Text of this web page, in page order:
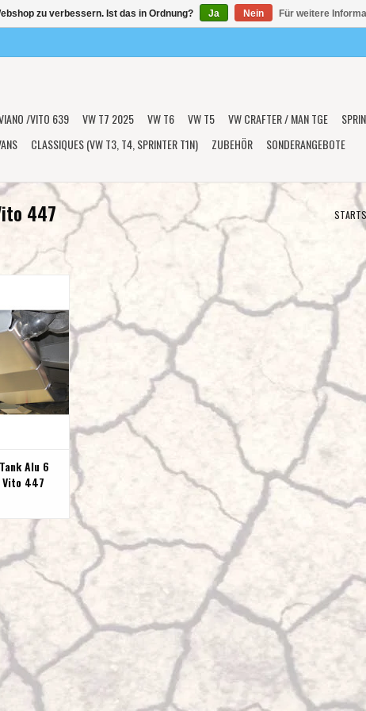
/VITO 639 VW T7 2025 VW T6 VW T5 VW CRAFTER / MAN TGE
CLASSIQUES (VW T3, T4, SPRINTER T1N) ZUBEHÖR SONDERANGEBOTE
447
Alu 6
Vito 447
zu verbessern. Ist das in Ordnung? Ja Nein Für weitere